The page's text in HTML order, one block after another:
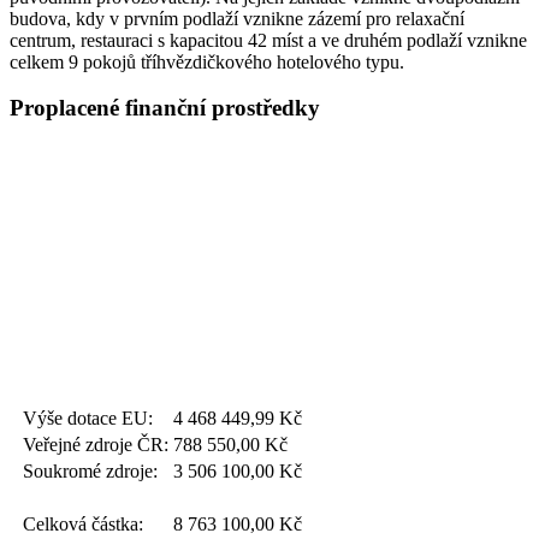
budova, kdy v prvním podlaží vznikne zázemí pro relaxační
centrum, restauraci s kapacitou 42 míst a ve druhém podlaží vznikne
celkem 9 pokojů tříhvězdičkového hotelového typu.
Proplacené finanční prostředky
Výše dotace EU: 4 468 449,99 Kč
Veřejné zdroje ČR: 788 550,00 Kč
Soukromé zdroje:
3 506 100,00 Kč
Celková částka: 8 763 100,00 Kč